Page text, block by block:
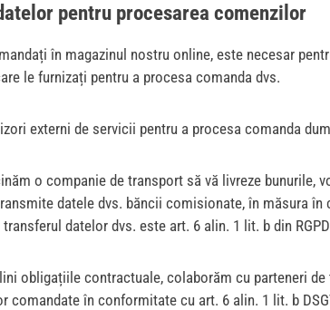
pentru procesarea comenzilor
în magazinul nostru online, este necesar
le furnizați pentru a procesa comanda dvs.
externi de servicii pentru a procesa comanda
o companie de transport să vă livreze
datele dvs. băncii comisionate, în măsura
datelor dvs. este art. 6 alin. 1 lit. b din
obligațiile contractuale, colaborăm cu parteneri
comandate în conformitate cu art. 6 alin. 1 lit. b